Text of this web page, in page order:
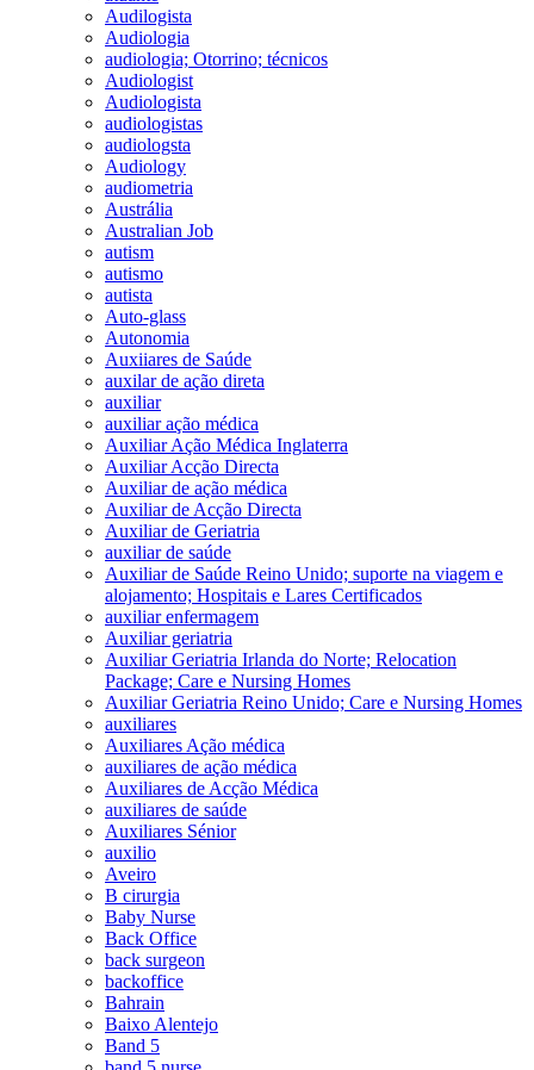
Audilogista
Audiologia
audiologia; Otorrino; técnicos
Audiologist
Audiologista
audiologistas
audiologsta
Audiology
audiometria
Austrália
Australian Job
autism
autismo
autista
Auto-glass
Autonomia
Auxiiares de Saúde
auxilar de ação direta
auxiliar
auxiliar ação médica
Auxiliar Ação Médica Inglaterra
Auxiliar Acção Directa
Auxiliar de ação médica
Auxiliar de Acção Directa
Auxiliar de Geriatria
auxiliar de saúde
Auxiliar de Saúde Reino Unido; suporte na viagem e
alojamento; Hospitais e Lares Certificados
auxiliar enfermagem
Auxiliar geriatria
Auxiliar Geriatria Irlanda do Norte; Relocation
Package; Care e Nursing Homes
Auxiliar Geriatria Reino Unido; Care e Nursing Homes
auxiliares
Auxiliares Ação médica
auxiliares de ação médica
Auxiliares de Acção Médica
auxiliares de saúde
Auxiliares Sénior
auxilio
Aveiro
B cirurgia
Baby Nurse
Back Office
back surgeon
backoffice
Bahrain
Baixo Alentejo
Band 5